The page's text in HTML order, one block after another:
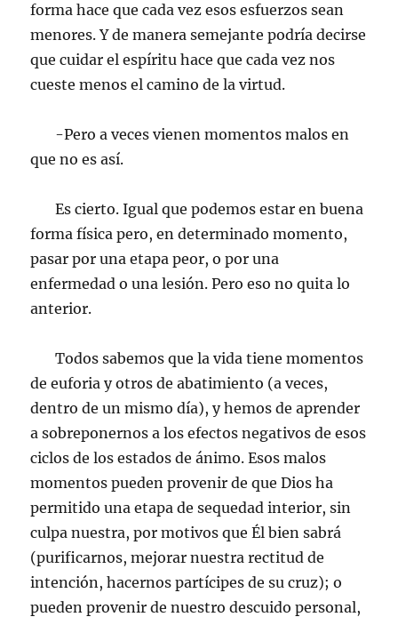
forma hace que cada vez esos esfuerzos sean
menores. Y de manera semejante podría decirse
que cuidar el espíritu hace que cada vez nos
cueste menos el camino de la virtud.
-Pero a veces vienen momentos malos en
que no es así.
Es cierto. Igual que podemos estar en buena
forma física pero, en determinado momento,
pasar por una etapa peor, o por una
enfermedad o una lesión. Pero eso no quita lo
anterior.
Todos sabemos que la vida tiene momentos
de euforia y otros de abatimiento (a veces,
dentro de un mismo día), y hemos de aprender
a sobreponernos a los efectos negativos de esos
ciclos de los estados de ánimo. Esos malos
momentos pueden provenir de que Dios ha
permitido una etapa de sequedad interior, sin
culpa nuestra, por motivos que Él bien sabrá
(purificarnos, mejorar nuestra rectitud de
intención, hacernos partícipes de su cruz); o
pueden provenir de nuestro descuido personal,